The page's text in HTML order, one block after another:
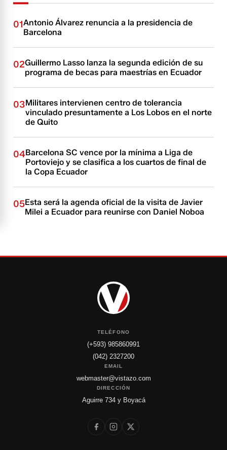
01Antonio Álvarez renuncia a la presidencia de
Barcelona
02Guillermo Lasso lanza la segunda edición de su
programa de becas para maestrías en Ecuador
03Militares intervienen centro de tolerancia
vinculado presuntamente a Los Lobos en el norte
de Quito
04Barcelona SC vence por la mínima a Liga de
Portoviejo y se clasifica a los cuartos de final de
la Copa Ecuador
05Esta será la agenda oficial de la visita de Javier
Milei a Ecuador para reunirse con Daniel Noboa
TELÉFONO
(+593) 985860991
(042) 2327200
EMAIL
webmaster@vistazo.com
DIRECCIÓN
Aguirre 734 y Boyacá